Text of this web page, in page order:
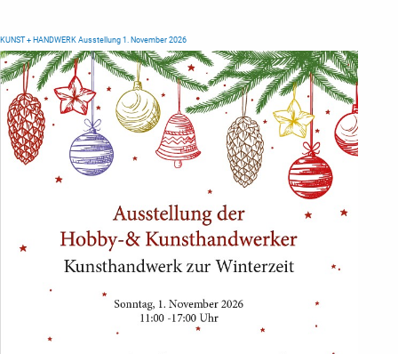
KUNST + HANDWERK Ausstellung 1. November 2026